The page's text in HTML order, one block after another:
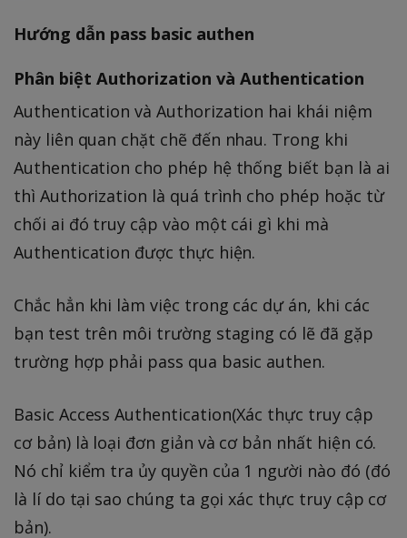
Hướng dẫn pass basic authen
Phân biệt Authorization và Authentication
Authentication và Authorization hai khái niệm
này liên quan chặt chẽ đến nhau. Trong khi
Authentication cho phép hệ thống biết bạn là ai
thì Authorization là quá trình cho phép hoặc từ
chối ai đó truy cập vào một cái gì khi mà
Authentication được thực hiện.
Chắc hẳn khi làm việc trong các dự án, khi các
bạn test trên môi trường staging có lẽ đã gặp
trường hợp phải pass qua basic authen.
Basic Access Authentication(Xác thực truy cập
cơ bản) là loại đơn giản và cơ bản nhất hiện có.
Nó chỉ kiểm tra ủy quyền của 1 người nào đó (đó
là lí do tại sao chúng ta gọi xác thực truy cập cơ
bản).